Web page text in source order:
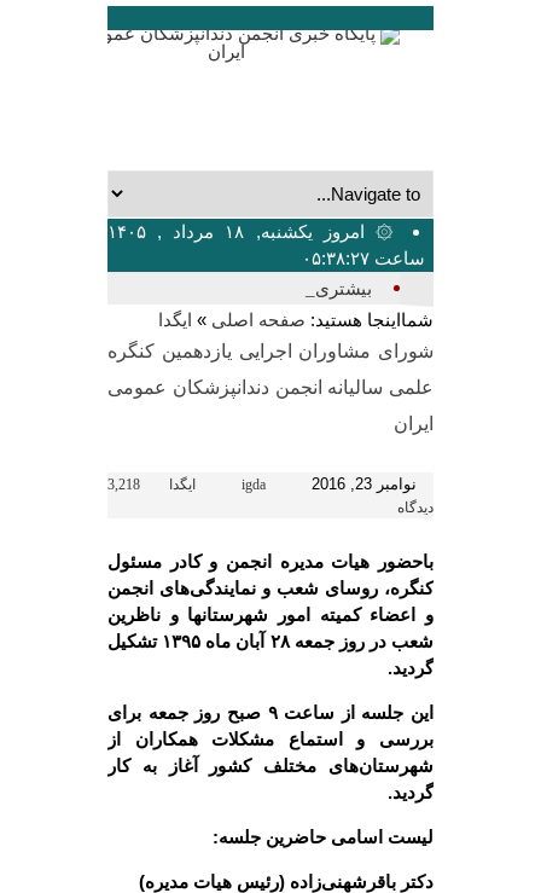
۞ امروز یکشنبه, ۱۸ مرداد , ۱۴۰۵
ساعت ۰۵:۳۸:۲۷
بیشترین تعداد س_
شمااینجا هستید: صفحه اصلی » ایگدا
شورای مشاوران اجرایی یازدهمین کنگره
علمی سالیانه انجمن دندانپزشکان عمومی
ایران
نوامبر 23, 2016 igda ایگدا
3,218
دیدگاه
باحضور هیات مدیره انجمن و کادر مسئول
کنگره، روسای شعب و نمایندگی‌های انجمن
و اعضاء کمیته امور شهرستانها و ناظرین
شعب در روز جمعه ۲۸ آبان ماه ۱۳۹۵ تشکیل
گردید.
این جلسه از ساعت ۹ صبح روز جمعه برای
بررسی و استماع مشکلات همکاران از
شهرستان‌های مختلف کشور آغاز به کار
گردید.
لیست اسامی حاضرین جلسه:
دکتر باقرشهنی‌زاده (رئیس هیات مدیره)